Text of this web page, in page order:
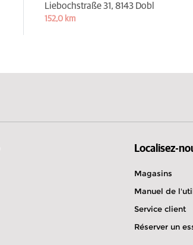
Liebochstraße 31, 8143 Dobl
152,0 km
Localisez-
Magasins
Manuel de
Service client
Réserver un